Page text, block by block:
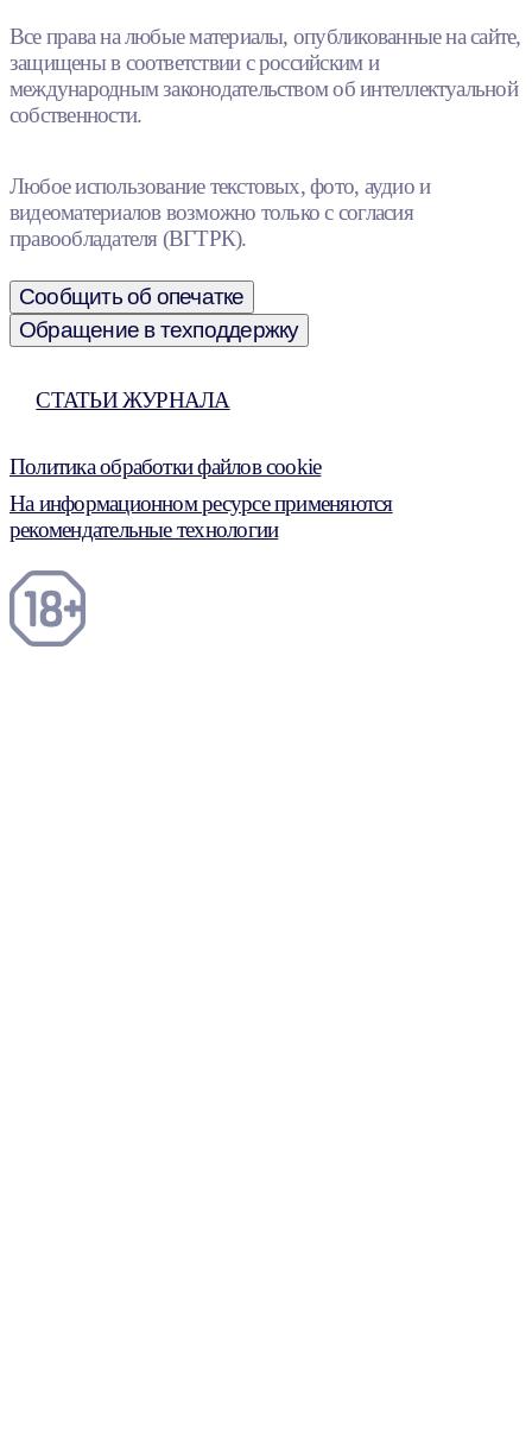
Все права на любые материалы, опубликованные на сайте,
защищены в соответствии с российским и
международным законодательством об интеллектуальной
собственности.
Любое использование текстовых, фото, аудио и
видеоматериалов возможно только с согласия
правообладателя (ВГТРК).
Сообщить об опечатке
Обращение в техподдержку
СТАТЬИ ЖУРНАЛА
Политика обработки файлов cookie
На информационном ресурсе применяются
рекомендательные технологии